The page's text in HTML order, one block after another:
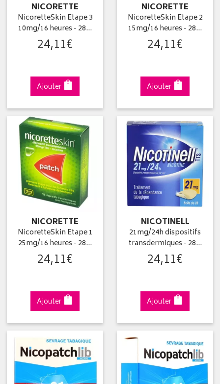
NICORETTE
NicoretteSkin Etape 3
10mg/16 heures - 28…
24,11€
Ajouter
NICORETTE
NicoretteSkin Etape 2
15mg/16 heures - 28…
24,11€
Ajouter
NICORETTE
NicoretteSkin Etape 1
25mg/16 heures - 28…
24,11€
Ajouter
NICOTINELL
21mg/24h dispositifs
transdermiques - 28…
24,11€
Ajouter